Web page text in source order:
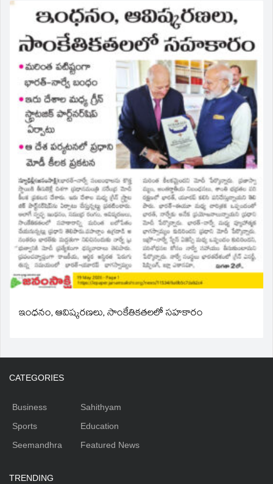
ఇంధనం, ఆవిష్కరణలు, సాంకేతికతలలో సహకారం
CATEGORIES
Business
Sports
Seemandhra
Sahithyam
Education
Featured News
TRENDING